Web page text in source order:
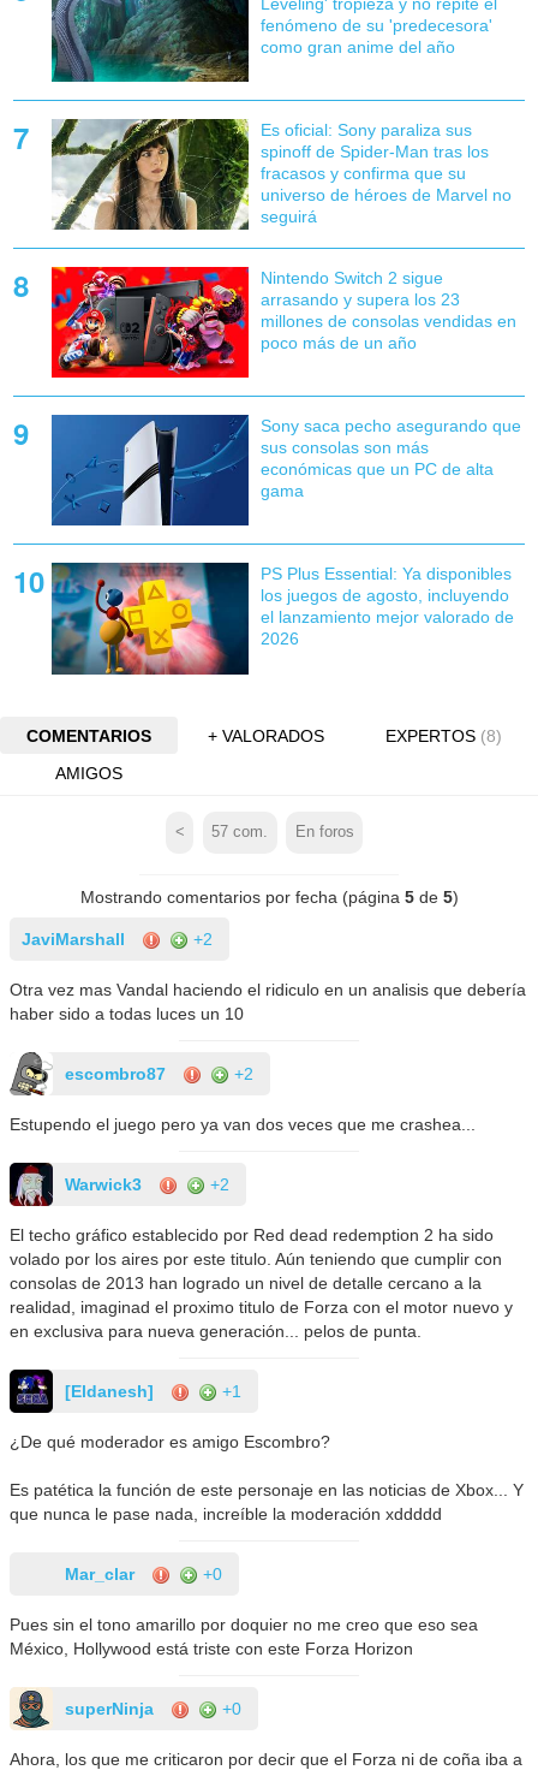
fenómeno de su 'predecesora'
como gran anime del año
Es oficial: Sony paraliza sus
spinoff de Spider-Man tras los
fracasos y confirma que su
universo de héroes de Marvel no
seguirá
Nintendo Switch 2 sigue
arrasando y supera los 23
millones de consolas vendidas en
poco más de un año
Sony saca pecho asegurando que
sus consolas son más
económicas que un PC de alta
gama
PS Plus Essential: Ya disponibles
los juegos de agosto, incluyendo
el lanzamiento mejor valorado de
2026
COMENTARIOS + VALORADOS EXPERTOS (8)
AMIGOS
< 57 com. En foros
Mostrando comentarios por fecha (página 5de 5)
JaviMarshall +2
Otra vez mas Vandal haciendo el ridiculo en un analisis que debería
haber sido a todas luces un 10
escombro87 +2
Estupendo el juego pero ya van dos veces que me crashea...
Warwick3 +2
El techo gráfico establecido por Red dead redemption 2 ha sido
volado por los aires por este titulo. Aún teniendo que cumplir con
consolas de 2013 han logrado un nivel de detalle cercano a la
realidad, imaginad el proximo titulo de Forza con el motor nuevo y
en exclusiva para nueva generación... pelos de punta.
[Eldanesh] +1
¿De qué moderador es amigo Escombro?
Es patética la función de este personaje en las noticias de Xbox... Y
que nunca le pase nada, increíble la moderación xddddd
Mar_clar +0
Pues sin el tono amarillo por doquier no me creo que eso sea
México, Hollywood está triste con este Forza Horizon
superNinja +0
Ahora, los que me criticaron por decir que el Forza ni de coña iba a